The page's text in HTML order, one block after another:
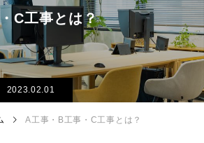
C工事とは？
2023.02.01
A工事・B工事・C工事とは？